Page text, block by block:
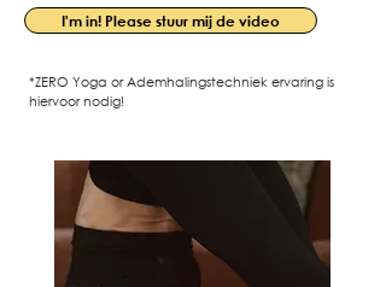
I'm in! Please stuur mij de video
*ZERO Yoga or Ademhalingstechniek ervaring is
hiervoor nodig!